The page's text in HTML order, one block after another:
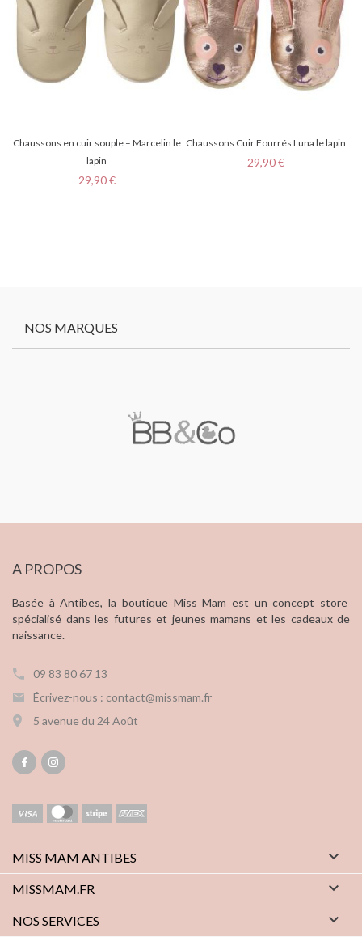
Chaussons en cuir souple – Marcelin le
lapin
Prix
29,90 €
Chaussons Cuir Fourrés Luna le lapin
Prix
29,90 €
NOS MARQUES
A PROPOS
Basée à Antibes, la boutique Miss Mam est un concept store
spécialisé dans les futures et jeunes mamans et les cadeaux de
naissance.
09 83 80 67 13
Écrivez-nous : contact@missmam.fr
5 avenue du 24 Août
MISS MAM ANTIBES 
MISSMAM.FR 
NOS SERVICES 